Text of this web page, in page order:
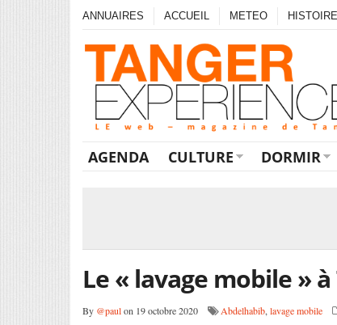
ANNUAIRES ACCUEIL METEO HISTOIRE
AGENDA CULTURE DORMIR
Le « lavage mobile »
By @paulon 19 octobre 2020 Abdelhabib,lavage mobile